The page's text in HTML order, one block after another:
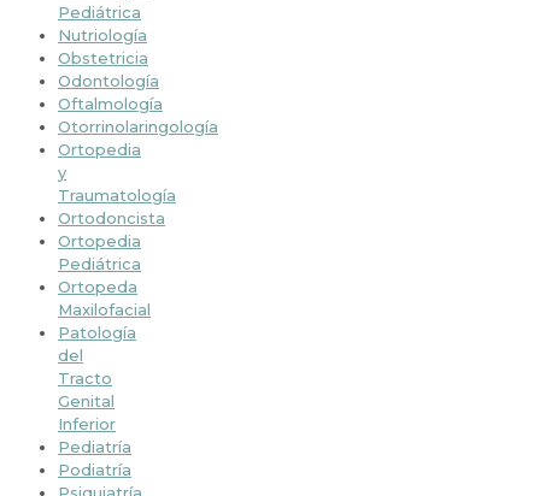
Pediátrica
Nutriología
Obstetricia
Odontología
Oftalmología
Otorrinolaringología
Ortopedia
y
Traumatología
Ortodoncista
Ortopedia
Pediátrica
Ortopeda
Maxilofacial
Patología
del
Tracto
Genital
Inferior
Pediatría
Podiatría
Psiquiatría